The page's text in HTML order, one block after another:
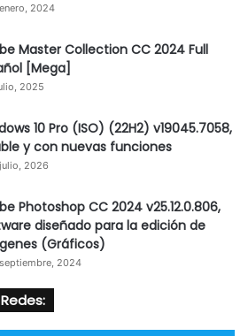
2024
Master Collection CC 2024 Full
[Mega]
2025
10 Pro (ISO) (22H2) v19045.7058,
y con nuevas funciones
2026
Photoshop CC 2024 v25.12.0.806,
diseñado para la edición de
(Gráficos)
2024